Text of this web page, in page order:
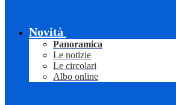
Novità
Panoramica
Le notizie
Le circolari
Albo online